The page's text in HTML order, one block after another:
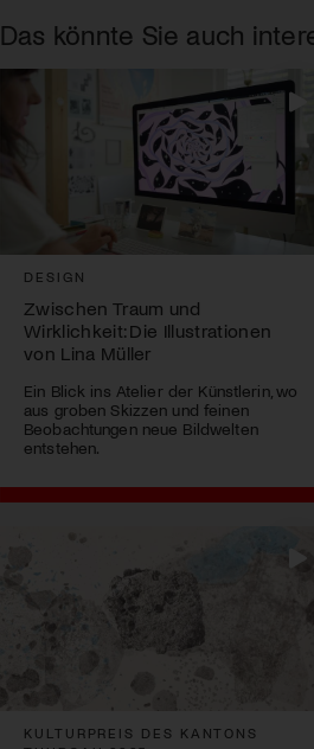
Das könnte Sie auch
DESIGN
Zwischen Traum und
Wirklichkeit: Die Illustrationen
von Lina Müller
Ein Blick ins Atelier der Künstlerin, wo
aus groben Skizzen und feinen
Beobachtungen neue Bildwelten
entstehen.
KULTURPREIS DES KANTONS